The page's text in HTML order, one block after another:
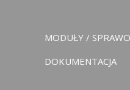
MODUŁY /
DOKUMENTACJA